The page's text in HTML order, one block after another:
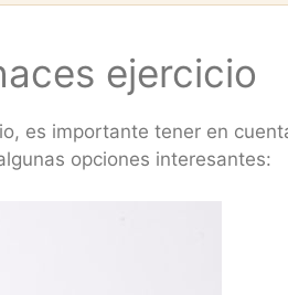
ejercicio
es importante tener en
opciones interesantes: